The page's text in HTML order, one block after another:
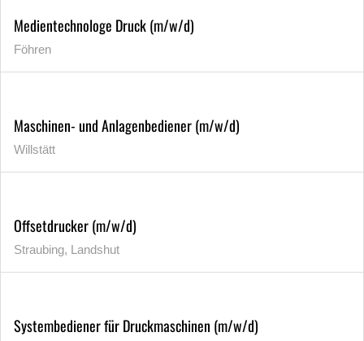
Medientechnologe Druck (m/w/d)
Föhren
Maschinen- und Anlagenbediener (m/w/d)
Willstätt
Offsetdrucker (m/w/d)
Straubing, Landshut
Systembediener für Druckmaschinen (m/w/d)